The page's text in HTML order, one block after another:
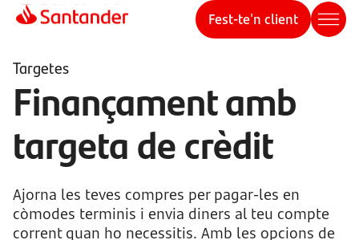
Fest-te'n client
Targetes
Finançament amb
targeta de crèdit
Ajorna les teves compres per pagar-les en
còmodes terminis i envia diners al teu compte
corrent quan ho necessitis. Amb les opcions de